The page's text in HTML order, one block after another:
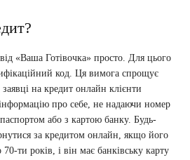
від «Ваша Готівочка» просто. Для цього
код. Ця вимога спрощує
на кредит онлайн клієнти
про себе, не надаючи номер
або з картою банку. Будь-
за кредитом онлайн, якщо його
ти років, і він має банківську карту